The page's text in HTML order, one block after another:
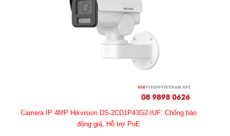
Camera IP 4MP Hikvision DS-2CD1P43G2-IUF: Chống báo
động giả, Hỗ trợ PoE